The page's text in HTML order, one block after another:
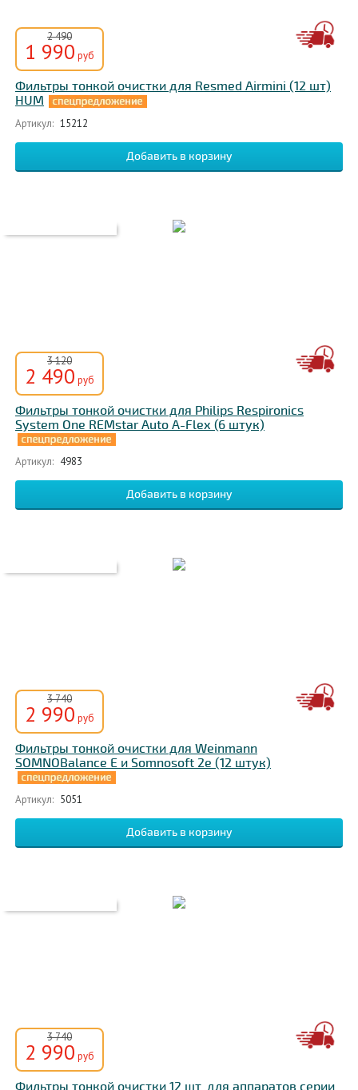
2 490
1 990 руб
Фильтры тонкой очистки для Resmed Airmini (12 шт)
HUM
Артикул: 15212
3 120
2 490 руб
Фильтры тонкой очистки для Philips Respironics
System One REMstar Auto A-Flex (6 штук)
Артикул: 4983
3 740
2 990 руб
Фильтры тонкой очистки для Weinmann
SOMNOBalance E и Somnosoft 2e (12 штук)
Артикул: 5051
3 740
2 990 руб
Фильтры тонкой очистки 12 шт. для аппаратов серии